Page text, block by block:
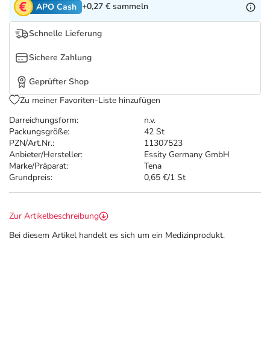
Tierapotheke
Marken
Salus Deals
Darreichungsform:
n.v.
Packungsgröße:
42 St
PZN/Art.Nr.:
11307523
Anbieter/Hersteller:
Essity Germany GmbH
Marke/Präparat:
Tena
Grundpreis:
0,65 €/1 St
APO Cash +0,27 € sammeln
Schnelle Lieferung
Sichere Zahlung
Geprüfter Shop
Zu meiner Favoriten-Liste hinzufügen
Zur Artikelbeschreibung
Bei diesem Artikel handelt es sich um ein Medizinprodukt.